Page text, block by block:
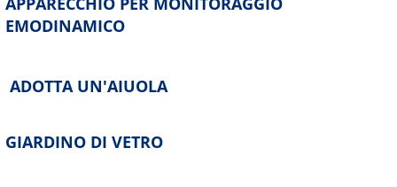
EMODINAMICO
ADOTTA UN'AIUOLA
GIARDINO DI VETRO